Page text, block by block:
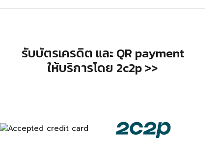
รับบัตรเครดิต และ QR payment
ให้บริการโดย 2c2p >>